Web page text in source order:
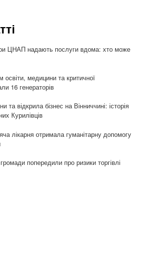
ЦНАП надають послуги вдома: хто може
освіти, медицини та критичної
16 генераторів
та відкрила бізнес на Вінниччині: історія
Курилівців
лікарня отримала гуманітарну допомогу
попередили про ризики торгівлі